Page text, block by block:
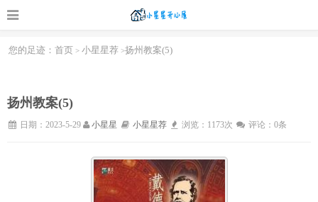
您的足迹： 首页 > 小星星荐 >扬州教案(5)
扬州教案(5)
日期：2023-5-29 小星星 小星星荐 浏览：1173次 评论：0条